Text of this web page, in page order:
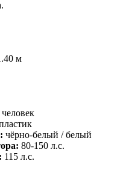
м
чёрно-белый / белый
80-150 л.с.
115 л.c.